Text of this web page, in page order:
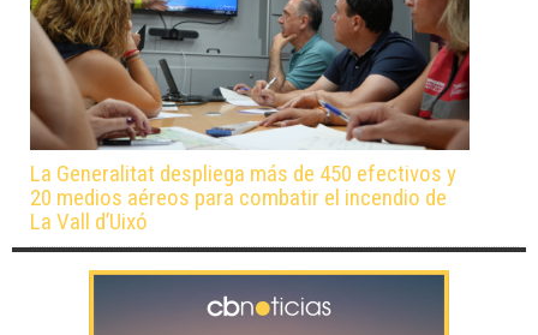
La Generalitat despliega más de 450 efectivos y
20 medios aéreos para combatir el incendio de
La Vall d’Uixó